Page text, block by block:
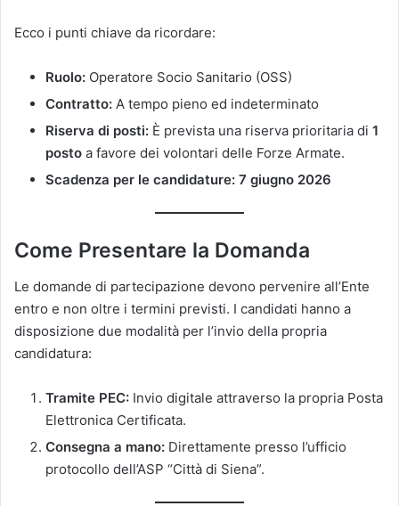
Ecco i punti chiave da ricordare:
Ruolo: Operatore Socio Sanitario (OSS)
Contratto: A tempo pieno ed indeterminato
Riserva di posti: È prevista una riserva prioritaria di 1
posto a favore dei volontari delle Forze Armate.
Scadenza per le candidature: 7 giugno 2026
Come Presentare la Domanda
Le domande di partecipazione devono pervenire all’Ente
entro e non oltre i termini previsti. I candidati hanno a
disposizione due modalità per l’invio della propria
candidatura:
Tramite PEC: Invio digitale attraverso la propria Posta
Elettronica Certificata.
Consegna a mano: Direttamente presso l’ufficio
protocollo dell’ASP “Città di Siena”.